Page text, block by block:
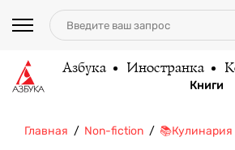
Азбука Иностранка
Книги
Главная Non-fiction 📚Кулинария